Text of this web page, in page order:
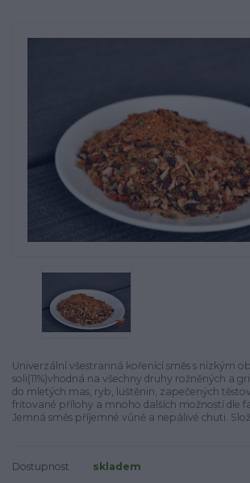
Univerzální všestranná kořenící směs s nízkým
soli(11%)vhodná na všechny druhy rožněných a
do mletých mas, ryb, luštěnin, zapečených
fritované přílohy a mnoho dalších možností dle
Jemná směs příjemné vůně a nepálivé chuti.
Dostupnost
skladem